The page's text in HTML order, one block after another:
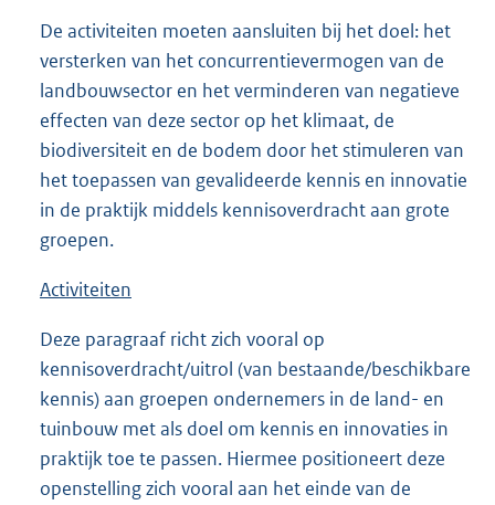
De activiteiten moeten aansluiten bij het doel: het
versterken van het concurrentievermogen van de
landbouwsector en het verminderen van negatieve
effecten van deze sector op het klimaat, de
biodiversiteit en de bodem door het stimuleren van
het toepassen van gevalideerde kennis en innovatie
in de praktijk middels kennisoverdracht aan grote
groepen.
Activiteiten
Deze paragraaf richt zich vooral op
kennisoverdracht/uitrol (van bestaande/beschikbare
kennis) aan groepen ondernemers in de land- en
tuinbouw met als doel om kennis en innovaties in
praktijk toe te passen. Hiermee positioneert deze
openstelling zich vooral aan het einde van de